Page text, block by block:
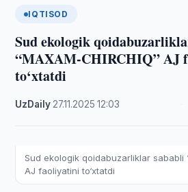
IQTISOD
Sud ekologik
“MAXAM-CHIRCHIQ” AJ
to‘xtatdi
UzDaily 27.11.2025 ·12:03
Sud ekologik qoidabuzarliklar sababli
AJ faoliyatini to‘xtatdi